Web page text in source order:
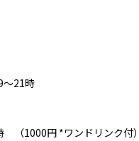
～21時
（1000円 *ワンドリンク付）